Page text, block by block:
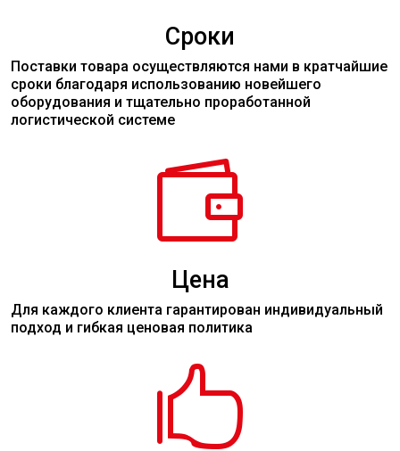
Сроки
Поставки товара осуществляются нами в кратчайшие
сроки благодаря использованию новейшего
оборудования и тщательно проработанной
логистической системе

Цена
Для каждого клиента гарантирован индивидуальный
подход и гибкая ценовая политика
